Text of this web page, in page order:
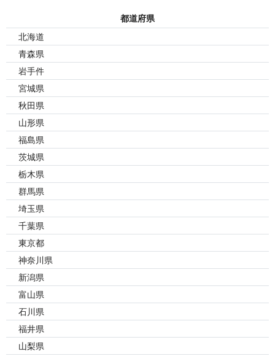
都 道 府 県
北海道
青森県
岩手件
宮城県
秋田県
山形県
福島県
茨城県
栃木県
群馬県
埼玉県
千葉県
東京都
神奈川県
新潟県
富山県
石川県
福井県
山梨県